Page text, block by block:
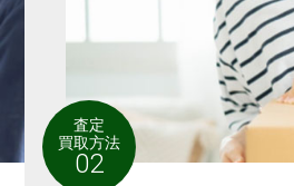
査定
買取方法
02